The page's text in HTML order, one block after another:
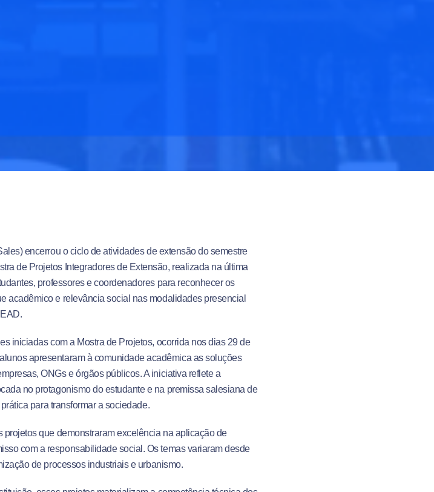
encerrou o ciclo de atividades de extensão do semestre
de Projetos Integradores de Extensão, realizada na última
professores e coordenadores para reconhecer os
acadêmico e relevância social nas modalidades presencial
iniciadas com a Mostra de Projetos, ocorrida nos dias 29 de
apresentaram à comunidade acadêmica as soluções
ONGs e órgãos públicos. A iniciativa reflete a
no protagonismo do estudante e na premissa salesiana de
para transformar a sociedade.
projetos que demonstraram excelência na aplicação de
com a responsabilidade social. Os temas variaram desde
de processos industriais e urbanismo.